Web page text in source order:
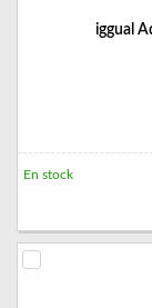
iggual
En stock